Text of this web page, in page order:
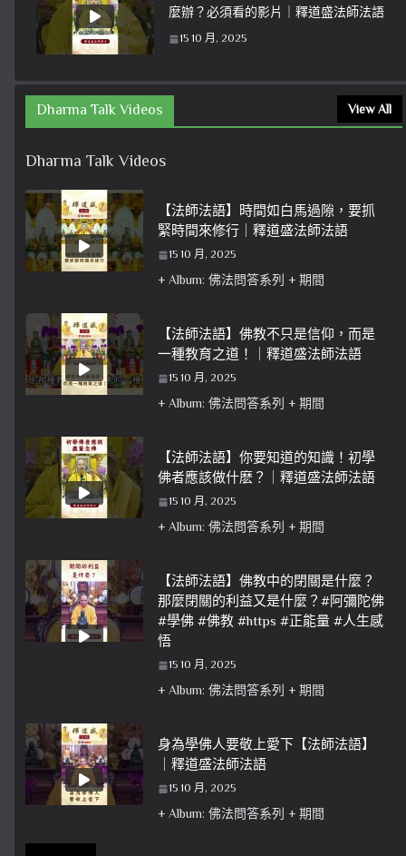
麼辦？必須看的影片｜釋道盛法師法語
15 10 月, 2025
Dharma Talk Videos View All
Dharma Talk Videos
【法師法語】時間如白馬過隙，要抓
緊時間來修行｜釋道盛法師法語
15 10 月, 2025
+ Album: 佛法問答系列 + 期間
【法師法語】佛教不只是信仰，而是
一種教育之道！｜釋道盛法師法語
15 10 月, 2025
+ Album: 佛法問答系列 + 期間
【法師法語】你要知道的知識！初學
佛者應該做什麽？｜釋道盛法師法語
15 10 月, 2025
+ Album: 佛法問答系列 + 期間
【法師法語】佛教中的閉關是什麼？
那麼閉關的利益又是什麼？#阿彌陀佛
#學佛 #佛教 #https #正能量 #人生感
悟
15 10 月, 2025
+ Album: 佛法問答系列 + 期間
身為學佛人要敬上愛下【法師法語】
｜釋道盛法師法語
15 10 月, 2025
+ Album: 佛法問答系列 + 期間